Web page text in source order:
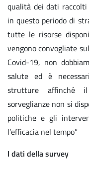
qualità dei dati raccolti
in questo periodo di
tutte le risorse
vengono convogliate
Covid-19, non
salute ed è
strutture affinché
sorveglianze non si
politiche e gli
l’efficacia nel tempo”
I dati della survey